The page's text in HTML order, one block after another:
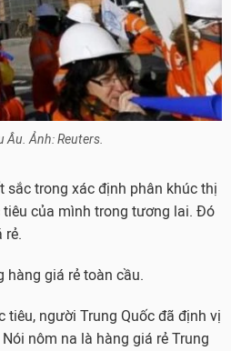
Âu. Ảnh: Reuters.
sắc trong xác định phân khúc thị
của mình trong tương lai. Đó
rẻ.
hàng giá rẻ toàn cầu.
người Trung Quốc đã định vị
nôm na là hàng giá rẻ Trung